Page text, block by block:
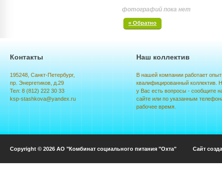
фотографий пока нет
« Обратно
Контакты
195248, Санкт-Петербург,
пр. Энергетиков, д.29
Тел: 8 (812) 222 30 33
ksp-stashkova@yandex.ru
Наш коллектив
В нашей компании работает
квалифицированный коллектив.
у Вас есть вопросы - сообщите
сайте или по указанным
рабочее время.
Copyright © 2026 АО "Комбинат социального питания "Охта" Сайт